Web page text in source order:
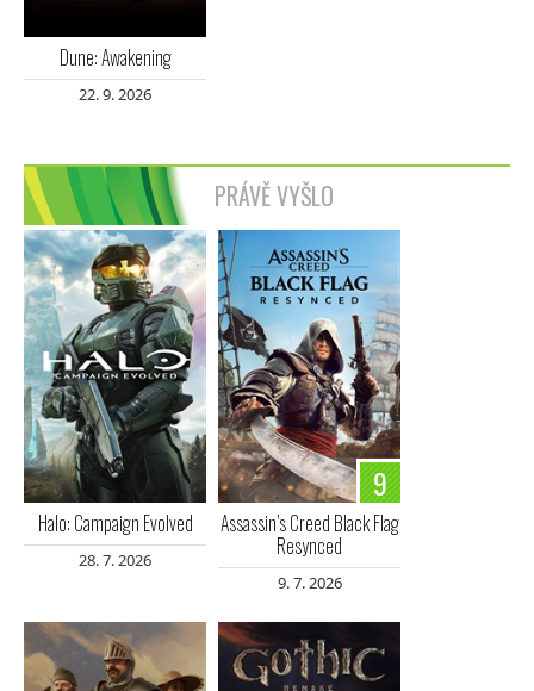
Dune: Awakening
22. 9. 2026
PRÁVĚ VYŠLO
Halo: Campaign Evolved
28. 7. 2026
9
Assassin’s Creed Black Flag
Resynced
9. 7. 2026